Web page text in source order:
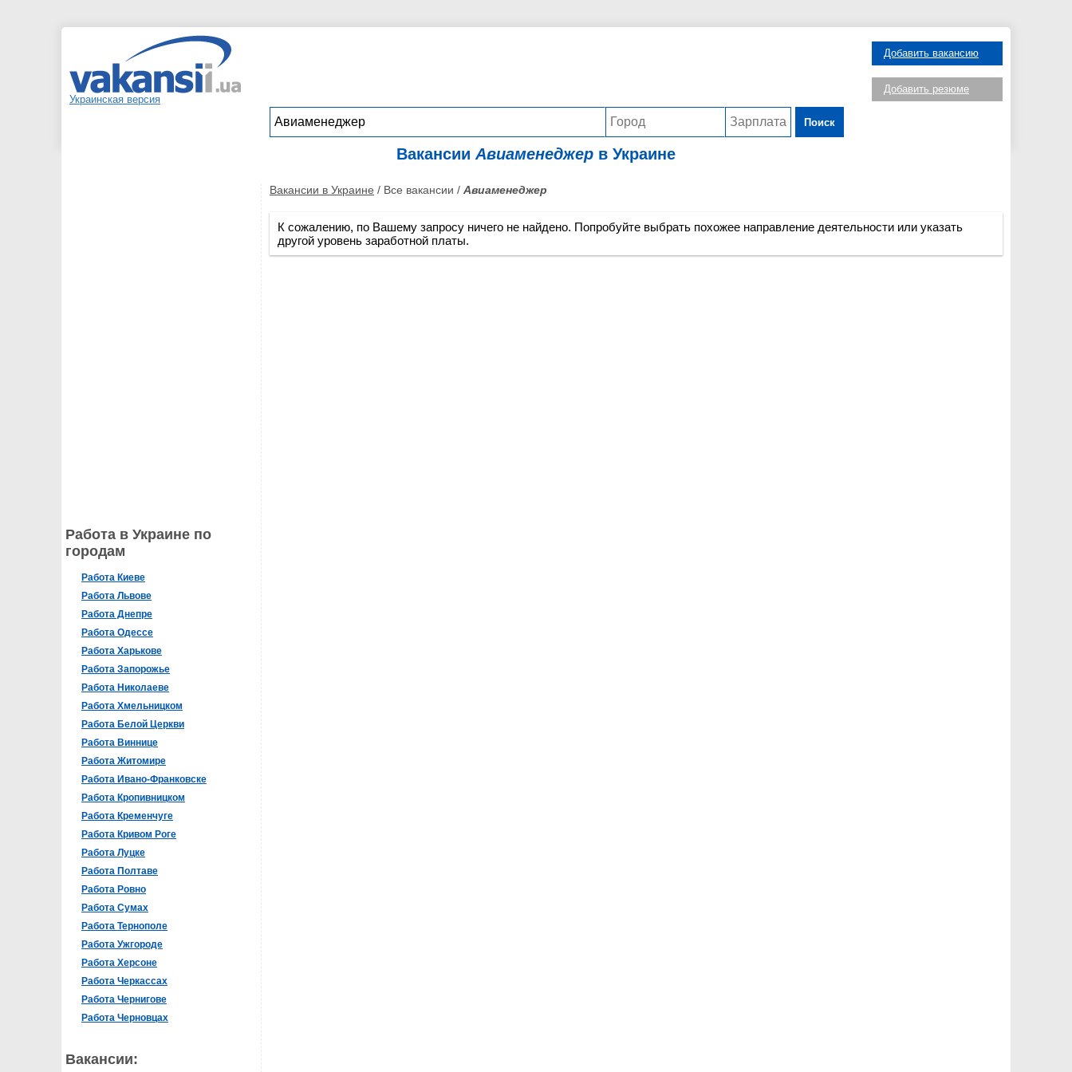
Украинская версия
Поиск
Добавить вакансию
Добавить резюме
Вакансии Авиаменеджер в Украине
Работа в Украине по
городам
Работа Киеве
Работа Львове
Работа Днепре
Работа Одессе
Работа Харькове
Работа Запорожье
Работа Николаеве
Работа Хмельницком
Работа Белой Церкви
Работа Виннице
Работа Житомире
Работа Ивано-Франковске
Работа Кропивницком
Работа Кременчуге
Работа Кривом Роге
Работа Луцке
Работа Полтаве
Работа Ровно
Работа Сумах
Работа Тернополе
Работа Ужгороде
Работа Херсоне
Работа Черкассах
Работа Чернигове
Работа Черновцах
Вакансии:
Вакансии в Украине / Все вакансии / Авиаменеджер
К сожалению, по Вашему запросу ничего не найдено. Попробуйте выбрать похожее направление деятельности или указать
другой уровень заработной платы.